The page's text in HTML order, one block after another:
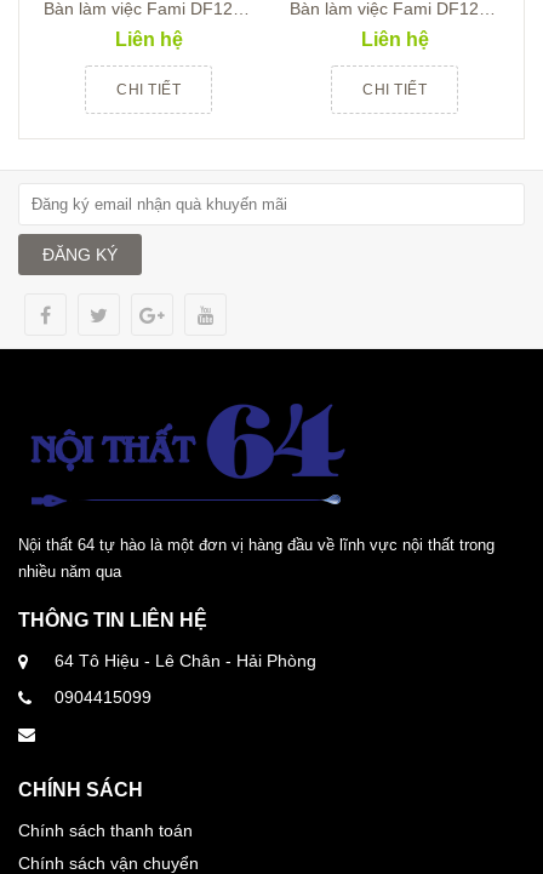
Liên hệ
CHI TIẾT
Liên hệ
CHI TIẾT
ĐĂNG KÝ
Nội thất 64 tự hào là một đơn vị hàng đầu về lĩnh vực nội thất trong
nhiều năm qua
THÔNG TIN LIÊN HỆ
64 Tô Hiệu - Lê Chân - Hải Phòng
0904415099
CHÍNH SÁCH
Chính sách thanh toán
Chính sách vận chuyển